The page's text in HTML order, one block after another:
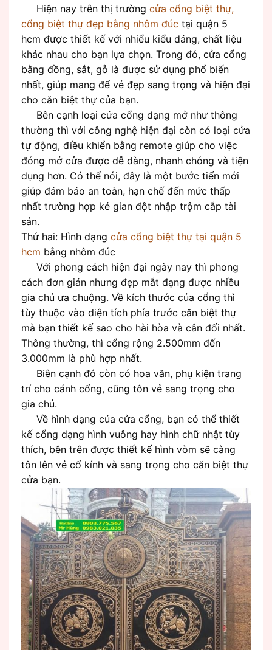
Hiện nay trên thị trường cửa cổng biệt thự,
cổng biệt thự đẹp bằng nhôm đúc tại quận 5
hcm được thiết kế với nhiểu kiểu dáng, chất liệu
khác nhau cho bạn lựa chọn. Trong đó, cửa cổng
bằng đồng, sắt, gỗ là được sử dụng phổ biến
nhất, giúp mang để vẻ đẹp sang trọng và hiện đại
cho căn biệt thự của bạn.
Bên cạnh loại cửa cổng dạng mở như thông
thường thì với công nghệ hiện đại còn có loại cửa
tự động, điều khiển bằng remote giúp cho việc
đóng mở cửa được dễ dàng, nhanh chóng và tiện
dụng hơn. Có thể nói, đây là một bước tiến mới
giúp đảm bảo an toàn, hạn chế đến mức thấp
nhất trường hợp kẻ gian đột nhập trộm cắp tài
sản.
Thứ hai: Hình dạng cửa cổng biệt thự tại quận 5
hcm bằng nhôm đúc
Với phong cách hiện đại ngày nay thì phong
cách đơn giản nhưng đẹp mắt đạng được nhiều
gia chủ ưa chuộng. Về kích thước của cổng thì
tùy thuộc vào diện tích phía trước căn biệt thự
mà bạn thiết kế sao cho hài hòa và cân đối nhất.
Thông thường, thì cổng rộng 2.500mm đến
3.000mm là phù hợp nhất.
Biên cạnh đó còn có hoa văn, phụ kiện trang
trí cho cánh cổng, cũng tôn vẻ sang trọng cho
gia chủ.
Về hình dạng của cửa cổng, bạn có thể thiết
kế cổng dạng hình vuông hay hình chữ nhật tùy
thích, bên trên được thiết kế hình vòm sẽ càng
tôn lên vẻ cổ kính và sang trọng cho căn biệt thự
cửa bạn.